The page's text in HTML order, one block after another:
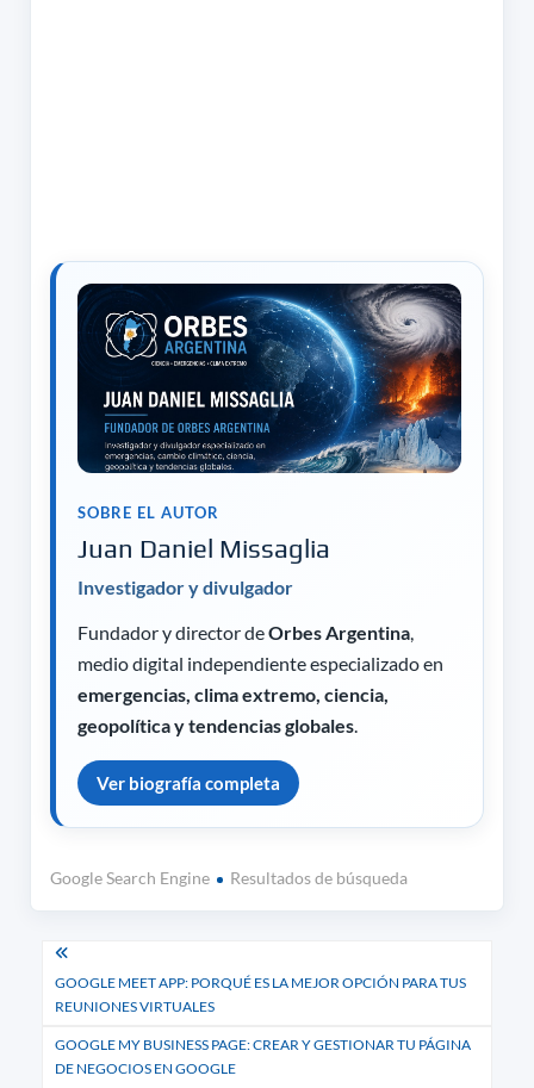
SOBRE EL AUTOR
Juan Daniel Missaglia
Investigador y divulgador
Fundador y director deOrbes Argentina,
medio digital independiente especializado en
emergencias, clima extremo, ciencia,
geopolítica y tendencias globales.
Ver biografía completa
Google Search Engine Resultados de búsqueda
Navegación
de
entradas
GOOGLE MEET APP: PORQUÉ ES LA MEJOR OPCIÓN PARA TUS
REUNIONES VIRTUALES
GOOGLE MY BUSINESS PAGE: CREAR Y GESTIONAR TU PÁGINA
DE NEGOCIOS EN GOOGLE